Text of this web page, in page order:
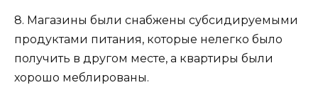
8. Магазины были снабжены субсидируемыми
продуктами питания, которые нелегко было
получить в другом месте, а квартиры были
хорошо меблированы.